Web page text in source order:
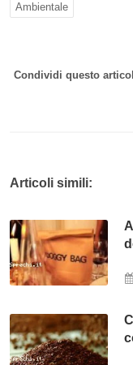
Ambientale
Condividi questo
Articoli simili: